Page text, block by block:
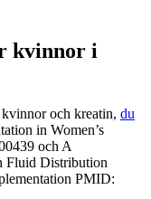
kvinnor i
och kreatin, du
in Women’s
och A
Fluid Distribution
PMID: